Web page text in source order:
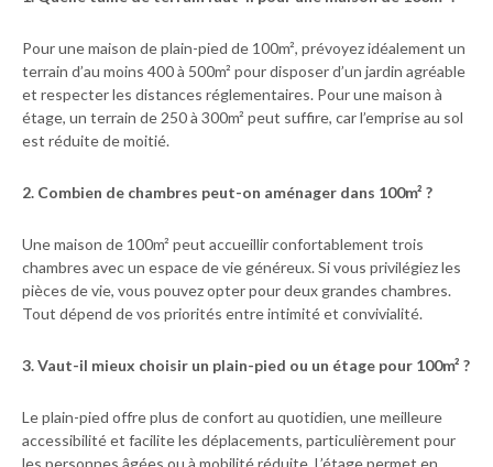
Pour une maison de plain-pied de 100m², prévoyez idéalement un
terrain d’au moins 400 à 500m² pour disposer d’un jardin agréable
et respecter les distances réglementaires. Pour une maison à
étage, un terrain de 250 à 300m² peut suffire, car l’emprise au sol
est réduite de moitié.
2. Combien de chambres peut-on aménager dans 100m² ?
Une maison de 100m² peut accueillir confortablement trois
chambres avec un espace de vie généreux. Si vous privilégiez les
pièces de vie, vous pouvez opter pour deux grandes chambres.
Tout dépend de vos priorités entre intimité et convivialité.
3. Vaut-il mieux choisir un plain-pied ou un étage pour 100m² ?
Le plain-pied offre plus de confort au quotidien, une meilleure
accessibilité et facilite les déplacements, particulièrement pour